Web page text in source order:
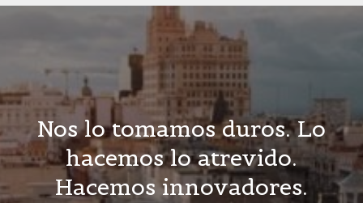
Nos lo tomamosduros.Lo
hacemoslo atrevido.
Hacemosinnovadores.